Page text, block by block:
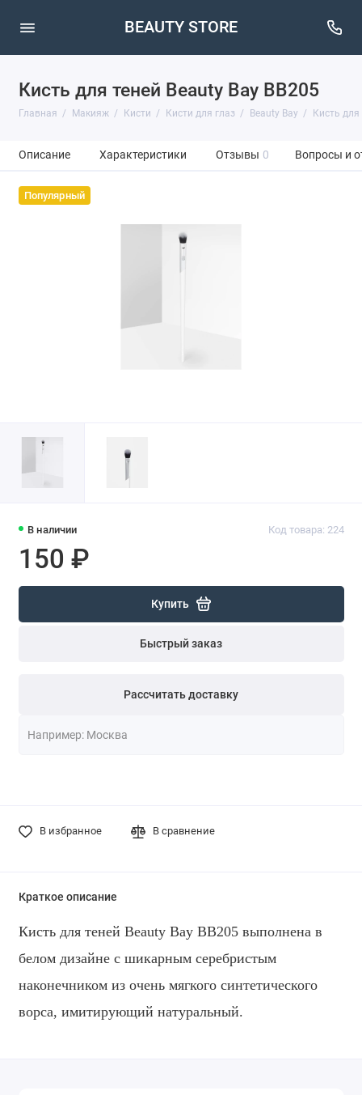
BEAUTY STORE
Кисть для теней Beauty Bay BB205
Главная Макияж Кисти Кисти для глаз Beauty Bay Кисть для
Описание Характеристики Отзывы 0 Вопросы и
Популярный
В наличии Код товара: 224
150 ₽
Купить
Быстрый заказ
Рассчитать доставку
В избранное В сравнение
Краткое описание
Кисть для теней Beauty Bay BB205 выполнена в
белом дизайне с шикарным серебристым
наконечником из очень мягкого синтетического
ворса, имитирующий натуральный.